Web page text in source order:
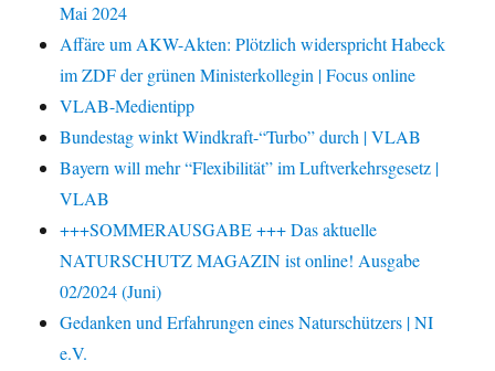
Mai 2024
Affäre um AKW-Akten: Plötzlich widerspricht Habeck
im ZDF der grünen Ministerkollegin | Focus online
VLAB-Medientipp
Bundestag winkt Windkraft-“Turbo” durch | VLAB
Bayern will mehr “Flexibilität” im Luftverkehrsgesetz |
VLAB
+++SOMMERAUSGABE +++ Das aktuelle
NATURSCHUTZ MAGAZIN ist online! Ausgabe
02/2024 (Juni)
Gedanken und Erfahrungen eines Naturschützers | NI
e.V.